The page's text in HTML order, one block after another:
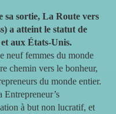
sa sortie, La Route vers
a atteint le statut de
aux États-Unis.
neuf femmes du monde
chemin vers le bonheur,
du monde entier.
Entrepreneur’s
à but non lucratif, et